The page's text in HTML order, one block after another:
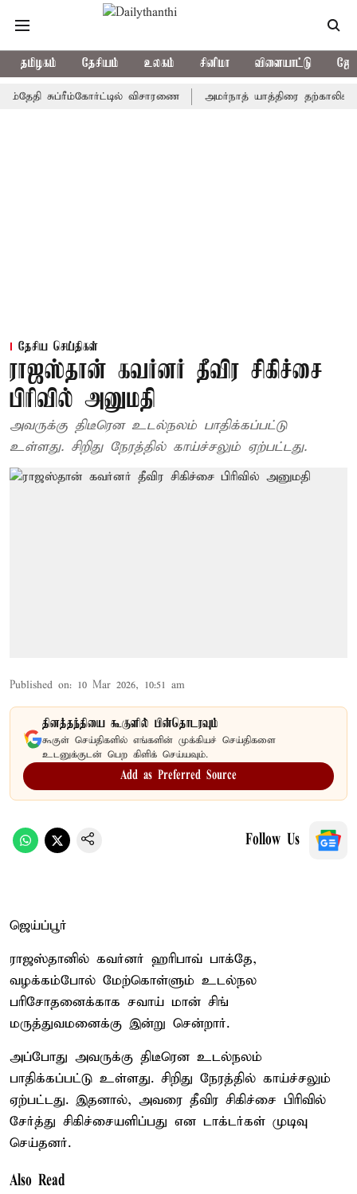
தமிழகம் தேசியம் உலகம் சினிமா விளையாட்டு
சுப்ரீம்கோர்ட்டில் விசாரணை அமர்நாத் யாத்திரை தற்காலிகமாக
தேசிய செய்திகள்
ராஜஸ்தான் கவர்னர் தீவிர சிகிச்சை
பிரிவில் அனுமதி
அவருக்கு திடீரென உடல்நலம் பாதிக்கப்பட்டு
உள்ளது. சிறிது நேரத்தில் காய்ச்சலும் ஏற்பட்டது.
Published on: 10 Mar 2026, 10:51 am
தினத்தந்தியை கூகுளில் பின்தொடரவும்
கூகுள் செய்திகளில் எங்களின் முக்கியச் செய்திகளை
உடனுக்குடன் பெற கிளிக் செய்யவும்.
Add as Preferred Source
Follow Us
ஜெய்ப்பூர்
ராஜஸ்தானில் கவர்னர் ஹரிபாவ் பாக்தே,
வழக்கம்போல் மேற்கொள்ளும் உடல்நல
பரிசோதனைக்காக சவாய் மான் சிங்
மருத்துவமனைக்கு இன்று சென்றார்.
அப்போது அவருக்கு திடீரென உடல்நலம்
பாதிக்கப்பட்டு உள்ளது. சிறிது நேரத்தில் காய்ச்சலும்
ஏற்பட்டது. இதனால், அவரை தீவிர சிகிச்சை பிரிவில்
சேர்த்து சிகிச்சையளிப்பது என டாக்டர்கள் முடிவு
செய்தனர்.
Also Read